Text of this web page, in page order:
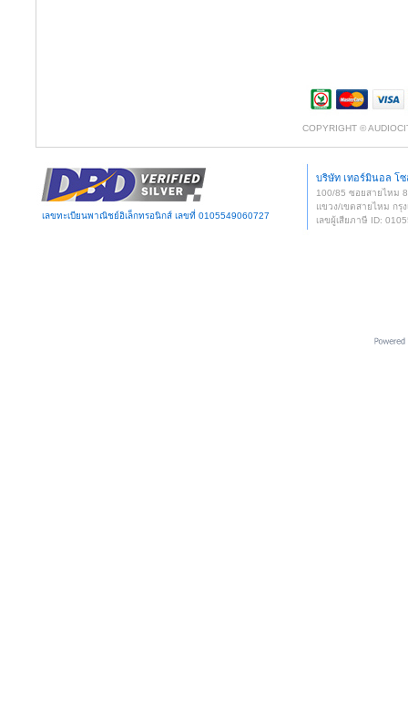
COPYRIGHT ©
เลขทะเบียนพาณิชย์อิเล็กทรอนิกส์ เลขที่ 0105549060727
บริษัท เทอร์มินอล โ
100/85 ซอยสายไหม
แขวง/เขตสายไหม กรุ
เลขผู้เสียภาษี ID: